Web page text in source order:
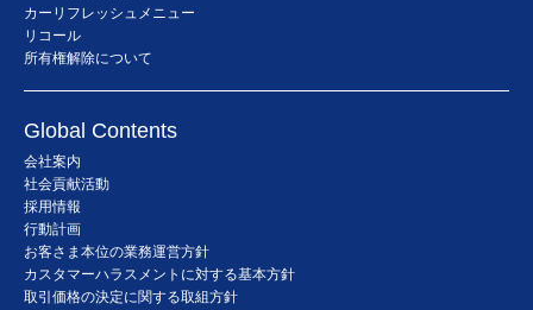
カーリフレッシュメニュー
リコール
所有権解除について
Global Contents
会社案内
社会貢献活動
採用情報
行動計画
お客さま本位の業務運営方針
カスタマーハラスメントに対する基本方針
取引価格の決定に関する取組方針